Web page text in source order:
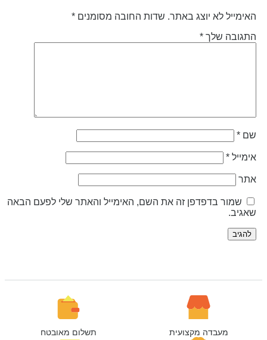
לא יוצג באתר. שדות החובה מסומנים*
שלך*
*
*
שמור בדפדפן זה את השם, האימייל והאתר שלי לפעם הבאה
מעבדה מקצועית תשלום מאובטח